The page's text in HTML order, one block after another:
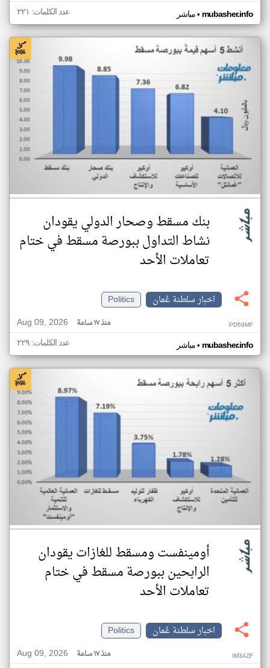
مباشر• mubasher.info عدد الكلمات: ٢٢١
بنك مسقط وصحار الدولي يقودان
نشاط التداول ببورصة مسقط في ختام
تعاملات الأحد
اخبار سلطنة عُمان
Politics
Aug 09, 2026
منذ ١٧ ساعة PD59MF
مباشر• mubasher.info عدد الكلمات: ٢٢٩
أومينفست ومسقط للغازات يقودان
الرابحين ببورصة مسقط في ختام
تعاملات الأحد
اخبار سلطنة عُمان
Politics
Aug 09, 2026
منذ ١٧ ساعة IM34ZF